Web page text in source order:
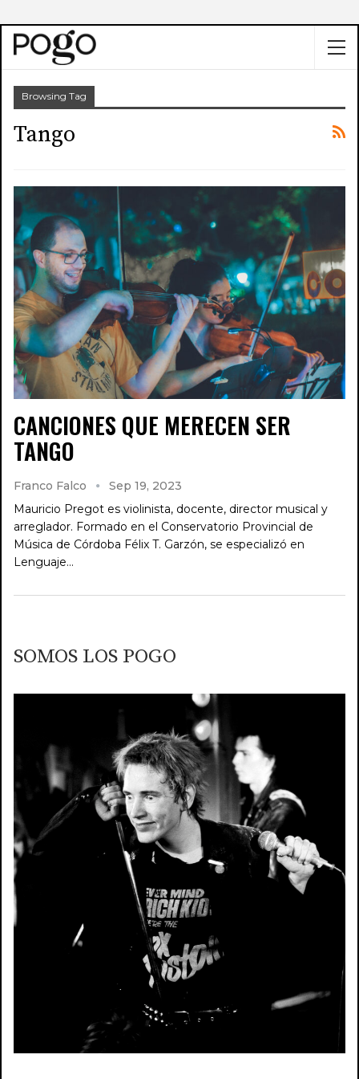
Browsing Tag
Tango
CANCIONES QUE MERECEN SER
TANGO
Franco Falco
Sep 19, 2023
Mauricio Pregot es violinista, docente, director musical y
arreglador. Formado en el Conservatorio Provincial de
Música de Córdoba Félix T. Garzón, se especializó en
Lenguaje…
SOMOS LOS POGO